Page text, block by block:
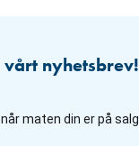
nyhetsbrev!
maten din er på salg